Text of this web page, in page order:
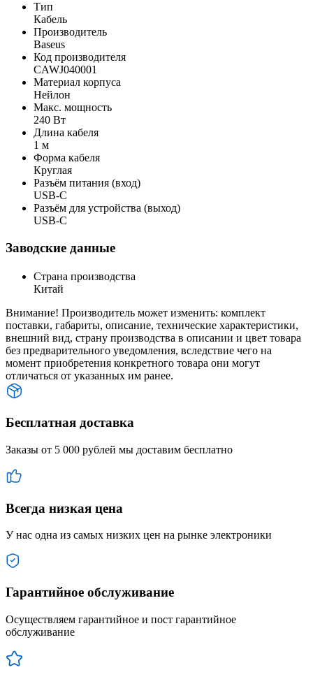
Тип
Кабель
Производитель
Baseus
Код производителя
CAWJ040001
Материал корпуса
Нейлон
Макс. мощность
240 Вт
Длина кабеля
1 м
Форма кабеля
Круглая
Разъём питания (вход)
USB-C
Разъём для устройства (выход)
USB-C
Заводские данные
Страна производства
Китай
Внимание! Производитель может изменить: комплект
поставки, габариты, описание, технические характеристики,
внешний вид, страну производства в описании и цвет товара
без предварительного уведомления, вследствие чего на
момент приобретения конкретного товара они могут
отличаться от указанных им ранее.
Бесплатная доставка
Заказы от 5 000 рублей мы доставим бесплатно
Всегда низкая цена
У нас одна из самых низких цен на рынке электроники
Гарантийное обслуживание
Осуществляем гарантийное и пост гарантийное
обслуживание